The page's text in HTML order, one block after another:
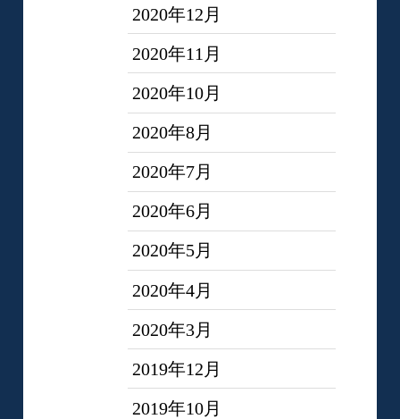
2020年12月
2020年11月
2020年10月
2020年8月
2020年7月
2020年6月
2020年5月
2020年4月
2020年3月
2019年12月
2019年10月